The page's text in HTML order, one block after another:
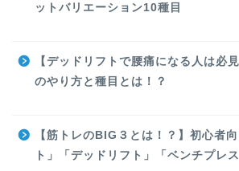
ットバリエーション10種目
【デッドリフトで腰痛になる人は必
のやり方と種目とは！？
【筋トレのBIG３とは！？】初心者
ト」「デッドリフト」「ベンチプレ